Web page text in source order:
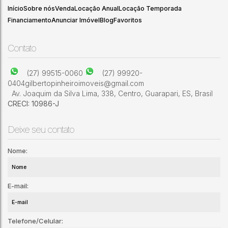
Completa, Próxima ao Lago de Nogueira
InícioSobre nósVendaLocação AnualLocação Temporada
FinanciamentoAnunciar ImóvelBlogFavoritos
Contato
(27) 99515-0060
(27) 99920-
0404gilbertopinheiroimoveis@gmail.com
Av. Joaquim da Silva Lima, 338, Centro, Guarapari, ES, Brasil
CRECI: 10986-J
Deixe seu contato
Nome:
E-mail:
Telefone/Celular: